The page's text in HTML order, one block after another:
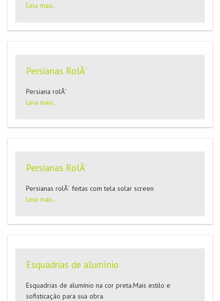
Leia mais...
Persianas RolÃ´
Persiana rolÃ´
Leia mais...
Persianas RolÃ´
Persianas rolÃ´ feitas com tela solar screen
Leia mais...
Esquadrias de alumí­nio
Esquadrias de alumí­nio na cor preta.Mais estilo e
sofisticação para sua obra.